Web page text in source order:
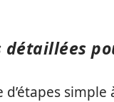
détaillées
d’étapes